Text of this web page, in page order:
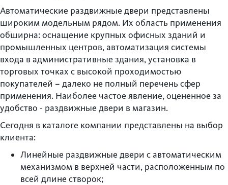
Автоматические раздвижные двери представлены
широким модельным рядом. Их область применения
обширна: оснащение крупных офисных зданий и
промышленных центров, автоматизация системы
входа в административные здания, установка в
торговых точках с высокой проходимостью
покупателей – далеко не полный перечень сфер
применения. Наиболее частое явление, оцененное за
удобство - раздвижные двери в магазин.
Сегодня в каталоге компании представлены на выбор
клиента:
Линейные раздвижные двери с автоматическим
механизмом в верхней части, расположенным по
всей длине створок;